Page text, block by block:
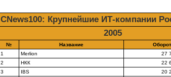
CNews100: Крупнейшие ИТ-компании
2005
№ Название
1
Merlion 27
2
НКК 22
3
IBS 20